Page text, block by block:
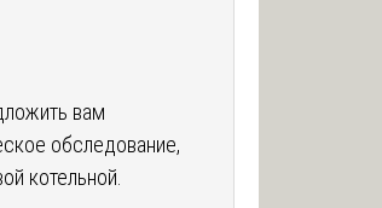
вам
обследование,
котельной.